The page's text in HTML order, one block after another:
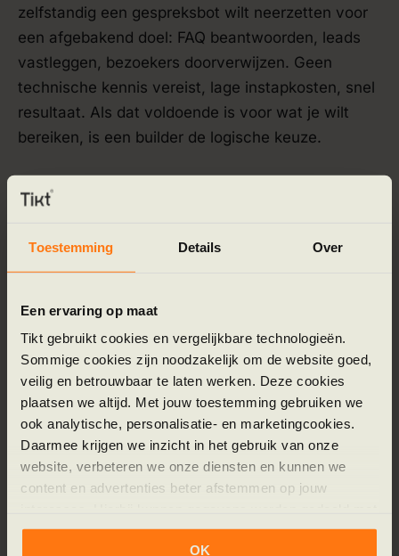
Toestemming Details Over
Een ervaring op maat
Tikt gebruikt cookies en vergelijkbare technologieën.
Sommige cookies zijn noodzakelijk om de website goed,
veilig en betrouwbaar te laten werken. Deze cookies
plaatsen we altijd. Met jouw toestemming gebruiken we
ook analytische, personalisatie- en marketingcookies.
Daarmee krijgen we inzicht in het gebruik van onze
website, verbeteren we onze diensten en kunnen we
content en advertenties beter afstemmen op jouw
externe partners.
OK
zelfstandig een gespreksbot wilt neerzetten voor
een afgebakend doel: FAQ beantwoorden, leads
vastleggen, bezoekers doorverwijzen. Geen
technische kennis vereist, lage instapkosten, snel
resultaat. Als dat voldoende is voor wat je wilt
bereiken, is een builder de logische keuze.
wilt dat het systeem ook iets doet in een ander
uitzonderingen zelfstandig afhandelt, schiet een
nodig, maar architectuur.
Het keuzekader samengevat
Kies een chatbot builder als:
je snel een
gespreksbot wilt voor klantvragen, je geen
systeemintegraties nodig hebt, en je zelf wilt